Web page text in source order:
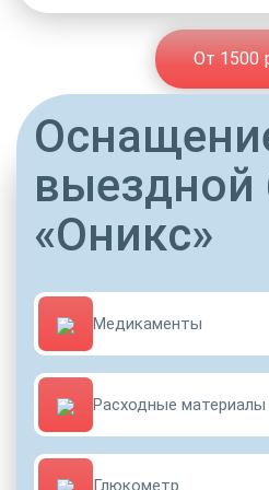
От 1500
выездной
«Оникс»
Медикаменты
Расходные материалы
Глюкометр